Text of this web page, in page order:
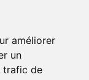
améliorer
un
trafic de